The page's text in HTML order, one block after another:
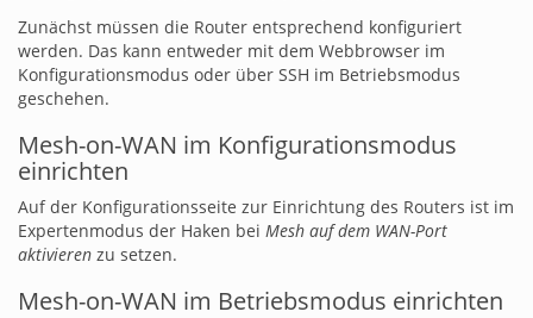
Zunächst müssen die Router entsprechend konfiguriert
werden. Das kann entweder mit dem Webbrowser im
Konfigurationsmodus oder über SSH im Betriebsmodus
geschehen.
Mesh-on-WAN im Konfigurationsmodus
einrichten
Auf der Konfigurationsseite zur Einrichtung des Routers ist im
Expertenmodus der Haken bei Mesh auf dem WAN-Port
aktivieren zu setzen.
Mesh-on-WAN im Betriebsmodus einrichten